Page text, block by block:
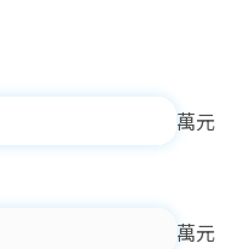
萬元
萬元